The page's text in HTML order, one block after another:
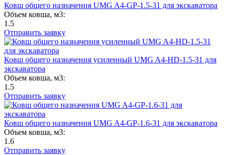
Ковш общего назначения UMG A4-GP-1.5-31 для экскаватора
Объем ковша, м3:
1.5
Отправить заявку
Ковш общего назначения усиленный UMG A4-HD-1.5-31 для
экскаватора
Объем ковша, м3:
1.5
Отправить заявку
Ковш общего назначения UMG A4-GP-1.6-31 для экскаватора
Объем ковша, м3:
1.6
Отправить заявку